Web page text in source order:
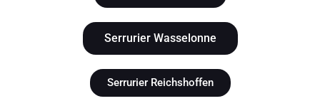
Serrurier Wasselonne
Serrurier Reichshoffen